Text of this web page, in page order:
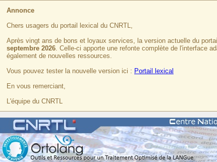
Annonce
Chers usagers du portail lexical du CNRTL,
Après vingt ans de bons et loyaux services, la version actuelle du
septembre 2026. Celle-ci apporte une refonte complète de l'interface
également de nouvelles ressources.
Vous pouvez tester la nouvelle version ici : Portail lexical
En vous remerciant,
L'équipe du CNRTL